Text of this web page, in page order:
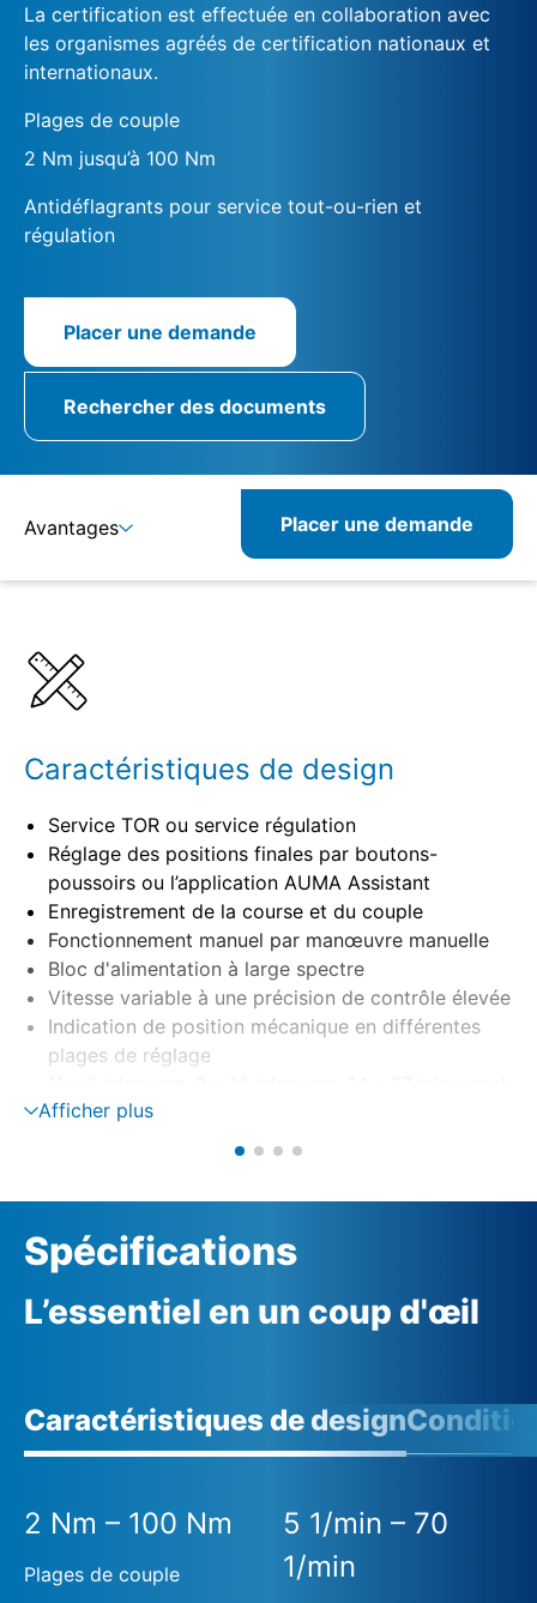
La certification est effectuée en collaboration avec
les organismes agréés de certification nationaux et
internationaux.
Plages de couple
2 Nm jusqu’à 100 Nm
Antidéflagrants pour service tout-ou-rien et
régulation
Placer une demande
Rechercher des documents
Avantages
Produits similaires
Placer une demande
Caractéristiques de design
Service TOR ou service régulation
Réglage des positions finales par boutons-
poussoirs ou l’application AUMA Assistant
Enregistrement de la course et du couple
Fonctionnement manuel par manœuvre manuelle
Bloc d'alimentation à large spectre
Vitesse variable à une précision de contrôle élevée
Indication de position mécanique en différentes
plages de réglage
Afficher plus
Spécifications
L’essentiel en un coup d'œil
Caractéristiques de design
2 Nm – 100 Nm
Plages de couple
5 1/min – 70
1/min